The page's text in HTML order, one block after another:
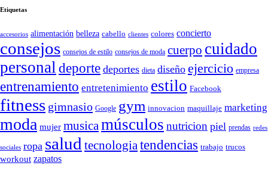
Etiquetas
accesorios alimentación belleza cabello clientes colores concierto
consejos consejos de estilo consejos de moda cuerpo cuidado
personal deporte deportes dieta diseño ejercicio empresa
entrenamiento entretenimiento estilo Facebook
fitness gimnasio Google gym innovacion maquillaje marketing
moda mujer musica músculos nutricion piel prendas redes
sociales ropa salud tecnologia tendencias trabajo trucos
workout zapatos